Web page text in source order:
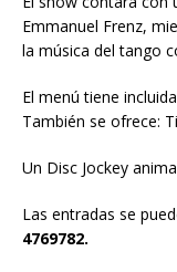
Emmanuel Frenz,
la música del tango
El menú tiene
También se ofrece:
Un Disc Jockey
Las entradas se
4769782.